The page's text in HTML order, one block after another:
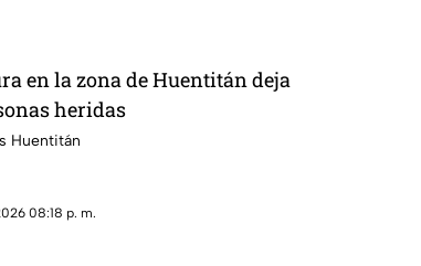
en la zona de Huentitán deja
heridas
Huentitán
08:18 p. m.